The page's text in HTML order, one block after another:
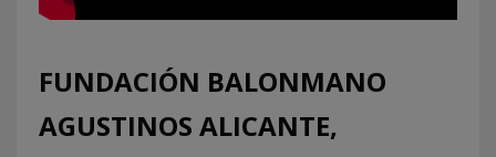
FUNDACIÓN BALONMANO
AGUSTINOS ALICANTE,